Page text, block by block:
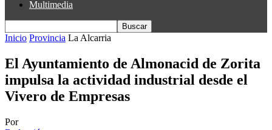
Multimedia
Inicio Provincia La Alcarria
El Ayuntamiento de Almonacid de Zorita
impulsa la actividad industrial desde el
Vivero de Empresas
Por